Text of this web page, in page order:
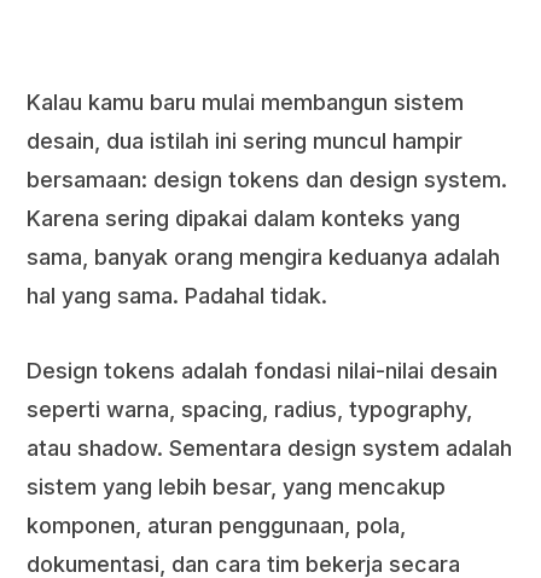
Kalau kamu baru mulai membangun sistem
desain, dua istilah ini sering muncul hampir
bersamaan: design tokens dan design system.
Karena sering dipakai dalam konteks yang
sama, banyak orang mengira keduanya adalah
hal yang sama. Padahal tidak.
Design tokens adalah fondasi nilai-nilai desain
seperti warna, spacing, radius, typography,
atau shadow. Sementara design system adalah
sistem yang lebih besar, yang mencakup
komponen, aturan penggunaan, pola,
dokumentasi, dan cara tim bekerja secara